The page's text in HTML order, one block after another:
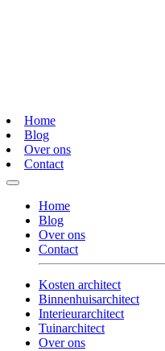
Home
Blog
Over ons
Contact
Home
Blog
Over ons
Contact
Kosten architect
Binnenhuisarchitect
Interieurarchitect
Tuinarchitect
Over ons